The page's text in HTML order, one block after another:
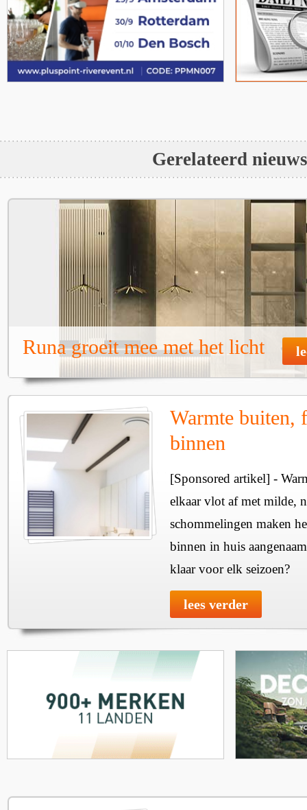
Gerelateerd nieuws
Runa groeit mee met het licht
Warmte buiten,
binnen
[Sponsored artikel] -
elkaar vlot af met milde,
schommelingen maken
binnen in huis
klaar voor elk seizoen?
lees verder